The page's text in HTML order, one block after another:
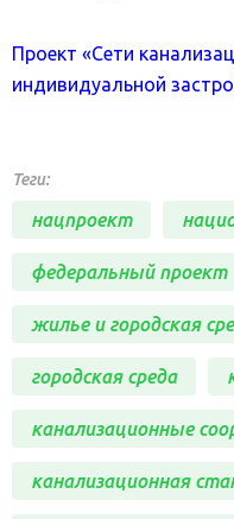
Проект «Сети
индивидуальной
Теги:
нацпроект
федеральный проект
жилье и городская
городская среда
канализационные
канализационная